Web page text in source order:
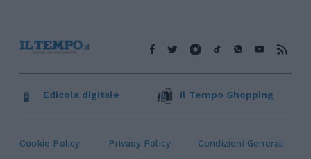
Cookie Policy Privacy Policy Condizioni Generali
Edicola digitale Il Tempo Shopping